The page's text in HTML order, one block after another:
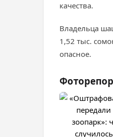
качества.
Владельца
1,52 тыс.
опасное.